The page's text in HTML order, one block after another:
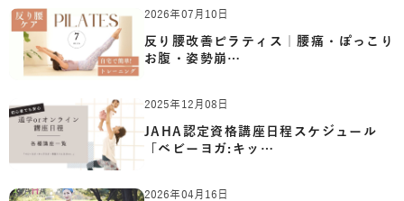
2026年07月10日
反り腰改善ピラティス｜腰痛・ぽっこり
お腹・姿勢崩…
2025年12月08日
JAHA認定資格講座日程スケジュール
「ベビーヨガ:キッ…
2026年04月16日